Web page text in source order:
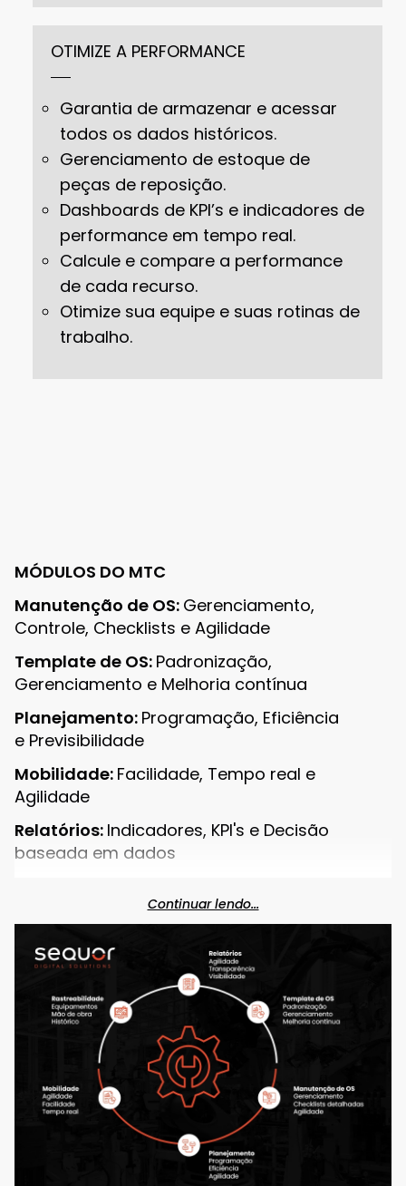
OTIMIZE A PERFORMANCE
Garantia de armazenar e acessar
todos os dados históricos.
Gerenciamento de estoque de
peças de reposição.
Dashboards de KPI’s e indicadores de
performance em tempo real.
Calcule e compare a performance
de cada recurso.
Otimize sua equipe e suas rotinas de
trabalho.
MÓDULOS DO MTC
Manutenção de OS: Gerenciamento,
Controle, Checklists e Agilidade
Template de OS: Padronização,
Gerenciamento e Melhoria contínua
Planejamento: Programação, Eficiência
e Previsibilidade
Mobilidade: Facilidade, Tempo real e
Agilidade
Relatórios: Indicadores, KPI's e Decisão
baseada em dados
Continuar lendo...